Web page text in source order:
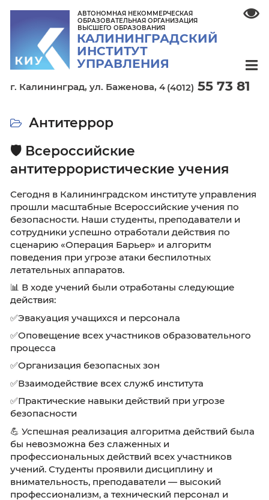
АВТОНОМНАЯ НЕКОММЕРЧЕСКАЯ
ОБРАЗОВАТЕЛЬНАЯ ОРГАНИЗАЦИЯ
ВЫСШЕГО ОБРАЗОВАНИЯ
КАЛИНИНГРАДСКИЙ
ИНСТИТУТ
Антитеррор
🛡 Всероссийские
антитеррористические
Сегодня в Калининградском институте
прошли масштабные Всероссийские
безопасности. Наши студенты,
сотрудники успешно отработали действия
сценарию «Операция Барьер» и алгоритм
поведения при угрозе атаки беспилотных
летательных аппаратов.
📊 В ходе учений были отработаны
действия:
✅Эвакуация учащихся и персонала
✅Оповещение всех участников
процесса
✅Организация безопасных зон
✅Взаимодействие всех служб института
✅Практические навыки действий при угрозе
безопасности